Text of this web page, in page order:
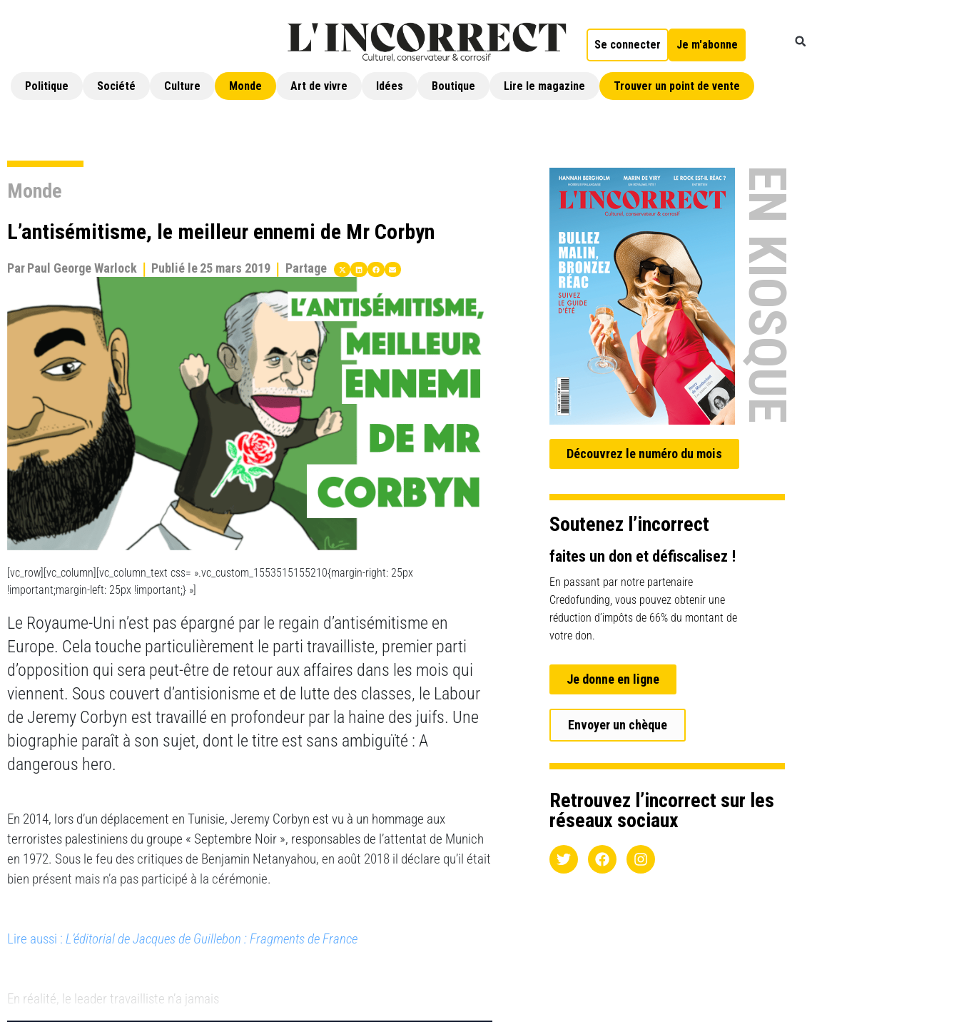
Se connecter Je m'abonne
Politique Société Culture Monde Art de vivre Idées Boutique Lire le magazine Trouver un point de vente
Monde
L’antisémitisme, le meilleur ennemi de Mr Corbyn
ParPaul George Warlock Publié le25 mars 2019 Partage
[vc_row][vc_column][vc_column_text css= ».vc_custom_1553515155210{margin-right: 25px
!important;margin-left: 25px !important;} »]
Le Royaume-Uni n’est pas épargné par le regain d’antisémitisme en
Europe. Cela touche particulièrement le parti travailliste, premier parti
d’opposition qui sera peut-être de retour aux affaires dans les mois qui
viennent. Sous couvert d’antisionisme et de lutte des classes, le Labour
de Jeremy Corbyn est travaillé en profondeur par la haine des juifs. Une
biographie paraît à son sujet, dont le titre est sans ambiguïté : A
dangerous hero.
En 2014, lors d’un déplacement en Tunisie, Jeremy Corbyn est vu à un hommage aux
terroristes palestiniens du groupe « Septembre Noir », responsables de l’attentat de Munich
en 1972. Sous le feu des critiques de Benjamin Netanyahou, en août 2018 il déclare qu’il était
bien présent mais n’a pas participé à la cérémonie.
Lire aussi : L’éditorial de Jacques de Guillebon : Fragments de France
En réalité, le leader travailliste n’a jamais
EN KIOSQUE
Découvrez le numéro du mois
Soutenez l’incorrect
faites un don et défiscalisez !
En passant par notre partenaire
Credofunding, vous pouvez obtenir une
réduction d’impôts de 66% du montant de
votre don.
Je donne en ligne
Envoyer un chèque
Retrouvez l’incorrect sur les
réseaux sociaux